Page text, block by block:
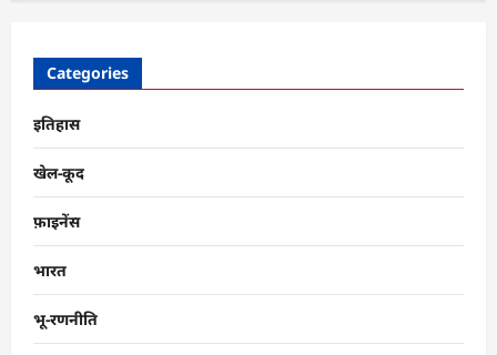
Categories
इतिहास
खेल-कूद
फ़ाइनेंस
भारत
भू-रणनीति